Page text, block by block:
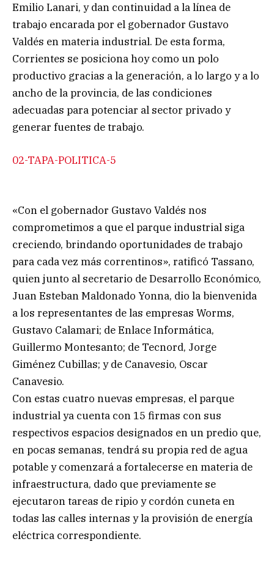
Emilio Lanari, y dan continuidad a la línea de
trabajo encarada por el gobernador Gustavo
Valdés en materia industrial. De esta forma,
Corrientes se posiciona hoy como un polo
productivo gracias a la generación, a lo largo y a lo
ancho de la provincia, de las condiciones
adecuadas para potenciar al sector privado y
generar fuentes de trabajo.
02-TAPA-POLITICA-5
«Con el gobernador Gustavo Valdés nos
comprometimos a que el parque industrial siga
creciendo, brindando oportunidades de trabajo
para cada vez más correntinos», ratificó Tassano,
quien junto al secretario de Desarrollo Económico,
Juan Esteban Maldonado Yonna, dio la bienvenida
a los representantes de las empresas Worms,
Gustavo Calamari; de Enlace Informática,
Guillermo Montesanto; de Tecnord, Jorge
Giménez Cubillas; y de Canavesio, Oscar
Canavesio.
Con estas cuatro nuevas empresas, el parque
industrial ya cuenta con 15 firmas con sus
respectivos espacios designados en un predio que,
en pocas semanas, tendrá su propia red de agua
potable y comenzará a fortalecerse en materia de
infraestructura, dado que previamente se
ejecutaron tareas de ripio y cordón cuneta en
todas las calles internas y la provisión de energía
eléctrica correspondiente.